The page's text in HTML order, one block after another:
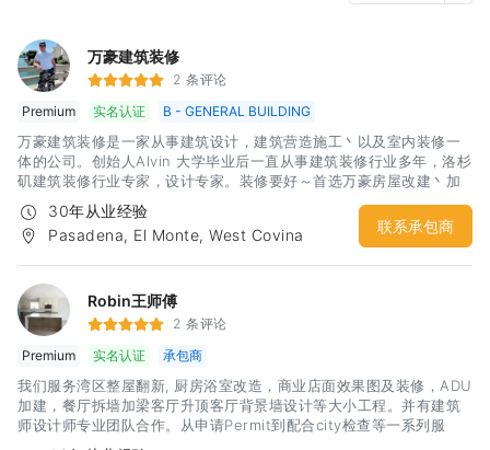
万豪建筑装修
2 条评论
Premium
实名认证 B - GENERAL BUILDING
万豪建筑装修是一家从事建筑设计，建筑营造施工丶以及室内装修一
体的公司。创始人Alvin 大学毕业后一直从事建筑装修行业多年，洛杉
矶建筑装修行业专家，设计专家。装修要好～首选万豪房屋改建丶加
建丶旧房装修翻新水路丶电路维修改造，内外墙油漆地板铺装，屋顶
维修翻新，水泥地，围墙，园艺绿化,各种家具丶电器安装申请报批
Permit，加州执照License施工师傅素质高 工地现场干净整洁 质优价
30年从业经验
Pasadena, El Monte, West Covina
联系承包商
Robin王师傅
2 条评论
Premium
实名认证 承包商
我们服务湾区整屋翻新, 厨房浴室改造，商业店面效果图及装修，ADU
加建，餐厅拆墙加梁客厅升顶客厅背景墙设计等大小工程。并有建筑
师设计师专业团队合作。从申请Permit到配合city检查等一系列服
务。 我们有着丰富的经验和精工求细的施工团队，相信定会给你一个